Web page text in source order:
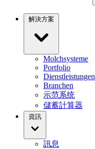
解決方案
Molchsysteme
Portfolio
Dienstleistungen
Branchen
示范系统
儲蓄計算器
資訊
訊息